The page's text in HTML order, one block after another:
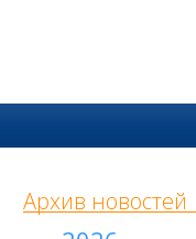
Архив новостей